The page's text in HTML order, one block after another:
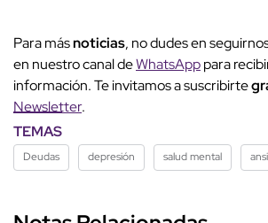
Para másnoticias, no dudes en
en nuestro canal deWhatsApppara
información. Te invitamos a suscribirte
Newsletter.
TEMAS
Deudas depresión salud mental